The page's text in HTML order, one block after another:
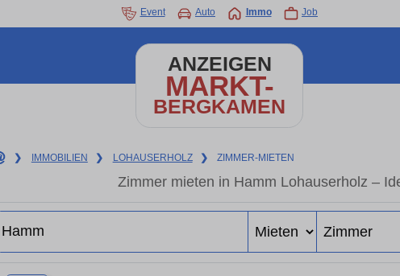
Event Auto Immo Job
ANZEIGEN
MARKT-
BERGKAMEN
❯ IMMOBILIEN ❯ LOHAUSERHOLZ ❯ ZIMMER-MIETEN
Zimmer mieten in Hamm Lohauserholz –